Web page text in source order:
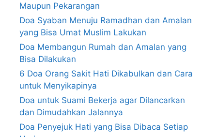
Maupun Pekarangan
Doa Syaban Menuju Ramadhan dan Amalan
yang Bisa Umat Muslim Lakukan
Doa Membangun Rumah dan Amalan yang
Bisa Dilakukan
6 Doa Orang Sakit Hati Dikabulkan dan Cara
untuk Menyikapinya
Doa untuk Suami Bekerja agar Dilancarkan
dan Dimudahkan Jalannya
Doa Penyejuk Hati yang Bisa Dibaca Setiap